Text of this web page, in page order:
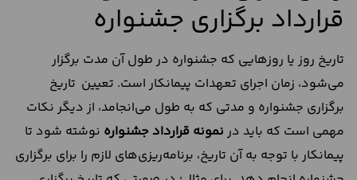
قرارداد برگزاری جشنواره
تاریخ روز یا روزهایی که جشنواره در طول آن‌ مدت برگزار
می‌شود، زمان اجرای تعهدات پیمانکار است. تعیین تاریخ
برگزاری جشنواره و مدتی که به طول می‌انجامد، از دیگر نکات
مهمی است که باید در نمونه قرارداد جشنواره نوشته شود تا
پیمانکار با توجه به آن تاریخ، برنامه‌ریزی‌های لازم را برای برگزاری